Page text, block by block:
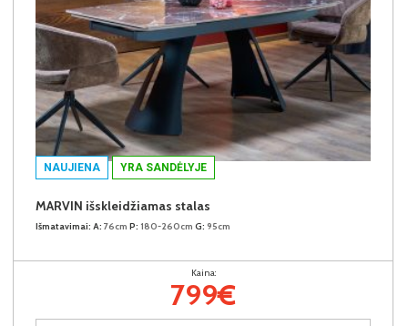
NAUJIENA YRA SANDĖLYJE
MARVIN išskleidžiamas stalas
Išmatavimai: A: 76cm P: 180-260cm G: 95cm
Kaina:
799€